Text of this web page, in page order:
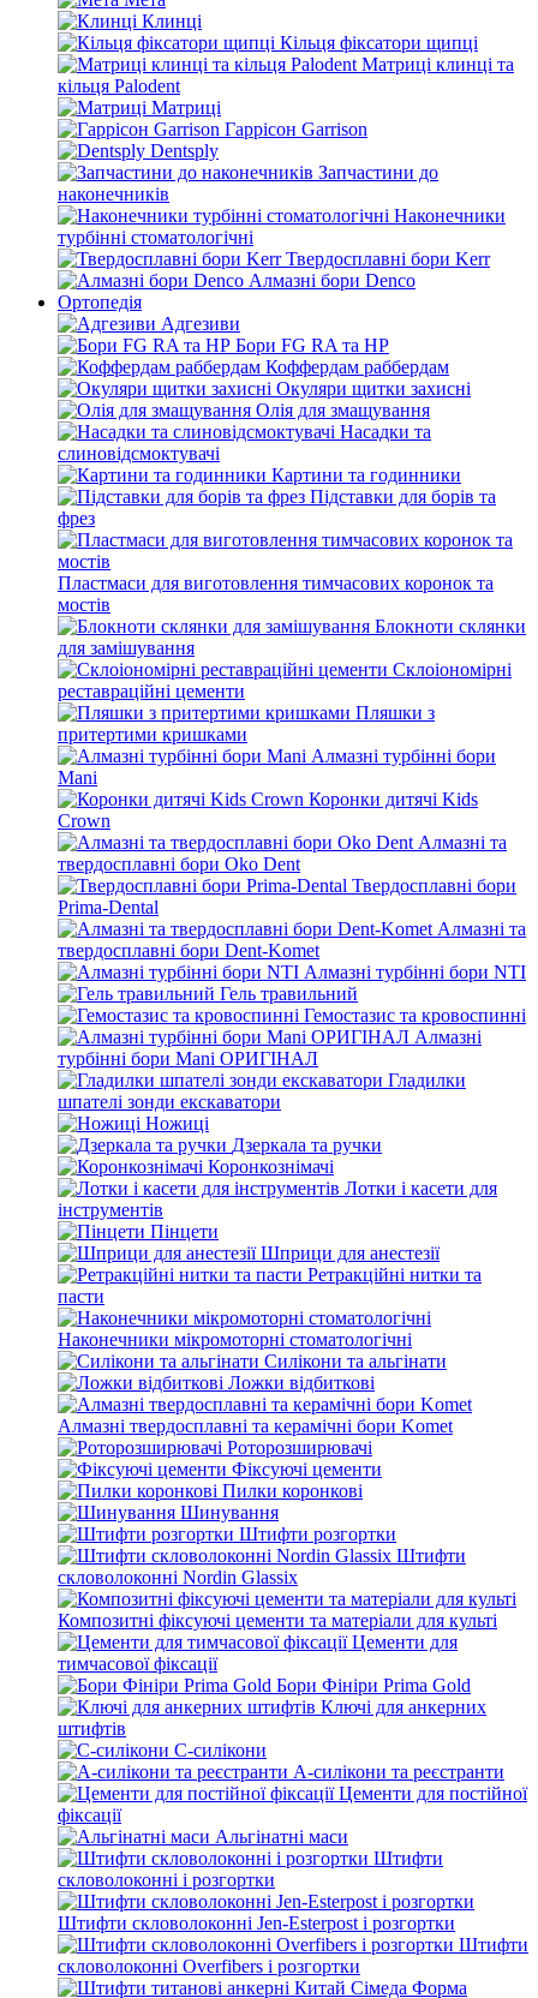
Клинці
Кільця фіксатори щипці
Матриці клинці та
кільця Palodent
Матриці
Гаррісон Garrison
Dentsply
Запчастини до
наконечників
Наконечники
турбінні стоматологічні
Твердосплавні бори Kerr
Алмазні бори Denco
Ортопедія
Адгезиви
Бори FG RA та HP
Коффердам раббердам
Окуляри щитки захисні
Олія для змащування
Насадки та
слиновідсмоктувачі
Картини та годинники
Підставки для борів та
фрез
Пластмаси для виготовлення тимчасових коронок та
мостів
Блокноти склянки
для замішування
Склоіономірні
реставраційні цементи
Пляшки з
притертими кришками
Алмазні турбінні бори
Mani
Коронки дитячі Kids
Crown
Алмазні та
твердосплавні бори Oko Dent
Твердосплавні бори
Prima-Dental
Алмазні та
твердосплавні бори Dent-Komet
Алмазні турбінні бори NTI
Гель травильний
Гемостазис та кровоспинні
Алмазні
турбінні бори Mani ОРИГІНАЛ
Гладилки
шпателі зонди екскаватори
Ножиці
Дзеркала та ручки
Коронкознімачі
Лотки і касети для
інструментів
Пінцети
Шприци для анестезії
Ретракційні нитки та
пасти
Наконечники мікромоторні стоматологічні
Силікони та альгінати
Ложки відбиткові
Алмазні твердосплавні та керамічні бори Komet
Роторозширювачі
Фіксуючі цементи
Пилки коронкові
Шинування
Штифти розгортки
Штифти
скловолоконні Nordin Glassix
Композитні фіксуючі цементи та матеріали для культі
Цементи для
тимчасової фіксації
Бори Фініри Prima Gold
Ключі для анкерних
штифтів
С-силікони
А-силікони та реєстранти
Цементи для постійної
фіксації
Альгінатні маси
Штифти
скловолоконні і розгортки
Штифти скловолоконні Jen-Esterpost і розгортки
Штифти
скловолоконні Overfibers і розгортки